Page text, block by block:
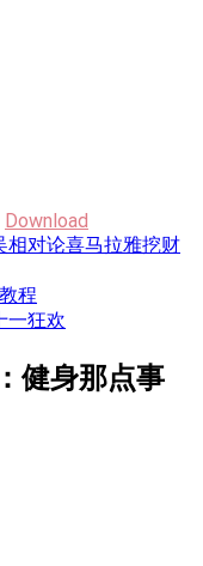
Download
相对论喜马拉雅挖财
程
一狂欢
健身那点事